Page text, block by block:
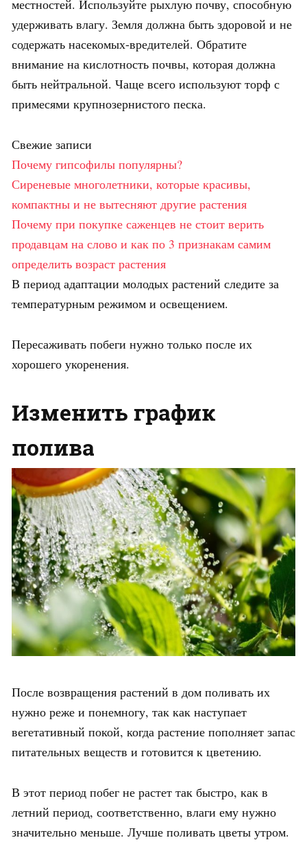
местностей. Используйте рыхлую почву, способную
удерживать влагу. Земля должна быть здоровой и не
содержать насекомых-вредителей. Обратите
внимание на кислотность почвы, которая должна
быть нейтральной. Чаще всего используют торф с
примесями крупнозернистого песка.
Свежие записи
Почему гипсофилы популярны?
Сиреневые многолетники, которые красивы,
компактны и не вытесняют другие растения
Почему при покупке саженцев не стоит верить
продавцам на слово и как по 3 признакам самим
определить возраст растения
В период адаптации молодых растений следите за
температурным режимом и освещением.
Пересаживать побеги нужно только после их
хорошего укоренения.
Изменить график
полива
После возвращения растений в дом поливать их
нужно реже и понемногу, так как наступает
вегетативный покой, когда растение пополняет запас
питательных веществ и готовится к цветению.
В этот период побег не растет так быстро, как в
летний период, соответственно, влаги ему нужно
значительно меньше. Лучше поливать цветы утром.